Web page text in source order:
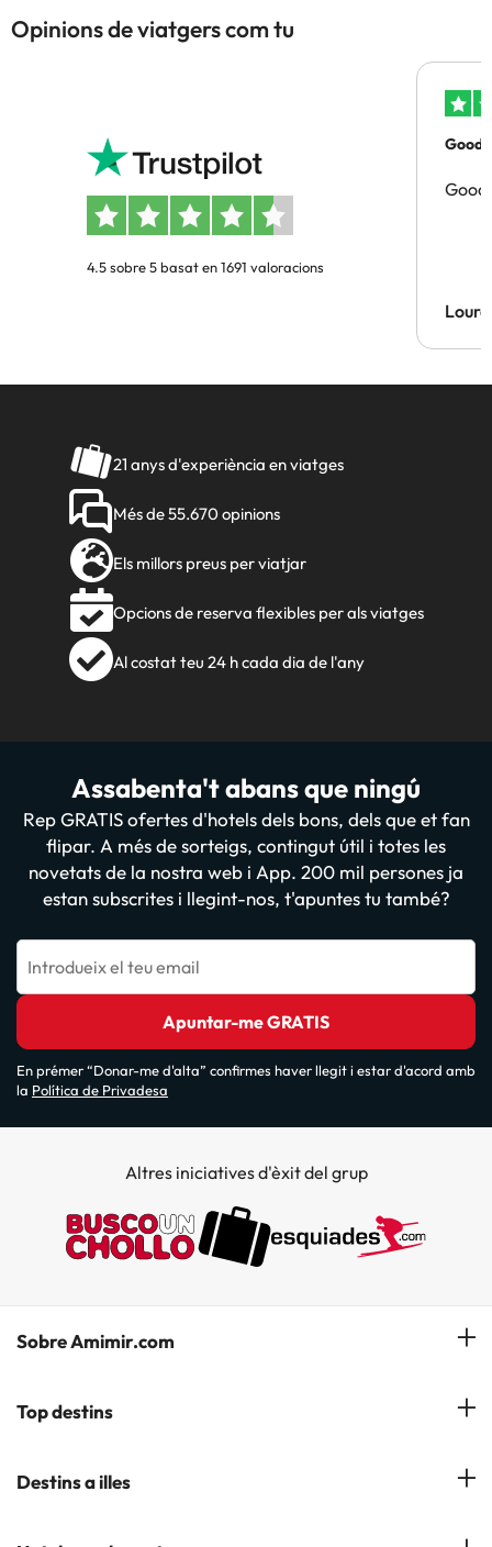
Opinions de viatgers com tu
4.5 sobre 5 basat en 1691 valoracions
Good
Good
21 anys d'experiència en viatges
Més de 55.670 opinions
Els millors preus per viatjar
Opcions de reserva flexibles per als viatges
Al costat teu 24 h cada dia de l'any
Assabenta't abans que ningú
Rep GRATIS ofertes d'hotels dels bons, dels que et fan
flipar. A més de sorteigs, contingut útil i totes les
novetats de la nostra web i App. 200 mil persones ja
estan subscrites i llegint-nos, t'apuntes tu també?
Introdueix el teu email
Apuntar-me GRATIS
En prémer “Donar-me d'alta” confirmes haver llegit i estar d'acord amb
la Política de Privadesa
Altres iniciatives d'èxit del grup
Sobre Amimir.com
¿Qui som?
Opinions
Top destins
Hotels a Salou
Destins a illes
Hotels a les Illes Balears